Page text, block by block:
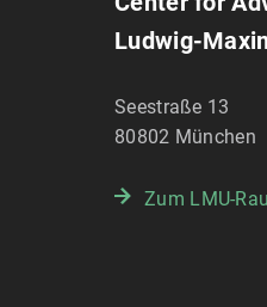
Ludwig-
Seestraße 13
80802 München
Zum LMU-